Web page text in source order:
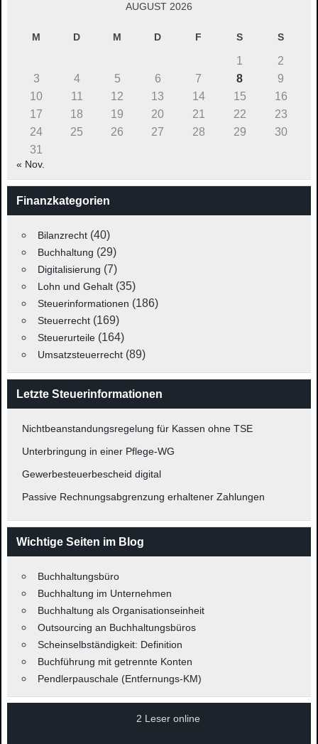
AUGUST 2026
M D M D F S S
1
2
3
4 5 6 7 8
9
10
11 12 13 14 15
16
17
18 19 20 21 22
23
24
25 26 27 28 29
30
31
« Nov.
Finanzkategorien
Bilanzrecht(40)
Buchhaltung (29)
Digitalisierung (7)
Lohn und Gehalt(35)
Steuerinformationen (186)
Steuerrecht(169)
Steuerurteile(164)
Umsatzsteuerrecht(89)
Letzte Steuerinformationen
Nichtbeanstandungsregelung für Kassen ohne TSE
Unterbringung in einer Pflege-WG
Gewerbesteuerbescheid digital
Passive Rechnungsabgrenzung erhaltener Zahlungen
Wichtige Seiten im Blog
Buchhaltungsbüro
Buchhaltung im Unternehmen
Buchhaltung als Organisationseinheit
Outsourcing an Buchhaltungsbüros
Scheinselbständigkeit: Definition
Buchführung mit getrennte Konten
Pendlerpauschale (Entfernungs-KM)
2 Leser online